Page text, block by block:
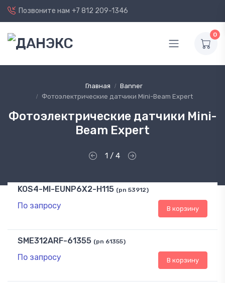
Позвоните нам +7 812 209-1346
0
Главная
Banner
Фотоэлектрические датчики Mini-Beam Expert
Фотоэлектрические датчики Mini-
Beam Expert
1 / 4
KOS4-MI-EUNP6X2-H115 (pn 53912)
По запросу В корзину
SME312ARF-61355 (pn 61355)
По запросу В корзину